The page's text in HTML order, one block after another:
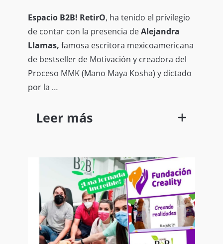
Espacio B2B! RetirO, ha tenido el privilegio
de contar con la presencia deAlejandra
Llamas, famosa escritora mexicoamericana
de bestseller de Motivación y creadora del
Proceso MMK (Mano Maya Kosha) y dictado
por la …
Leer más
cual, diseñas tu vida a través de tu
sabiduría interior.
Fue muy interesante y contó con mucha
afluencia de personas seguidoras de
Alejandra, su método y sus obras. En
esta ocasión presentó su último libro